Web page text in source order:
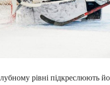
рівні підкреслюють